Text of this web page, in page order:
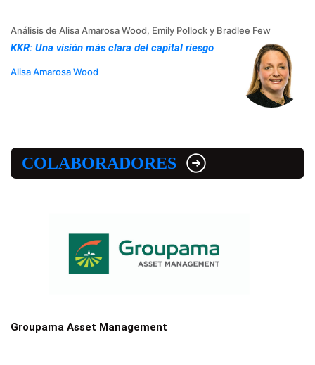
Análisis de Alisa Amarosa Wood, Emily Pollock y Bradlee Few
KKR: Una visión más clara del capital riesgo
Alisa Amarosa Wood
COLABORADORES
Groupama Asset Management